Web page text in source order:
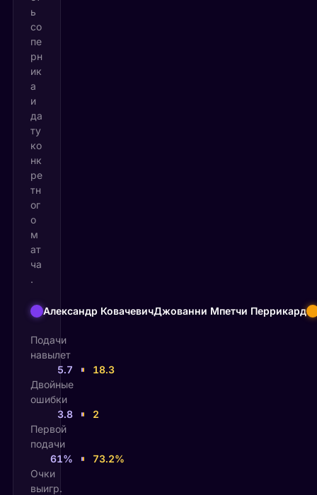
ь
со
пе
рн
ик
а
и
да
ту
ко
нк
ре
тн
ог
о
м
ат
ча
.
Александр КовачевичДжованни Мпетчи Перрикард
Подачи
навылет
5.7
18.3
Двойные
ошибки
3.8
2
Первой
подачи
61%
73.2%
Очки
выигр.